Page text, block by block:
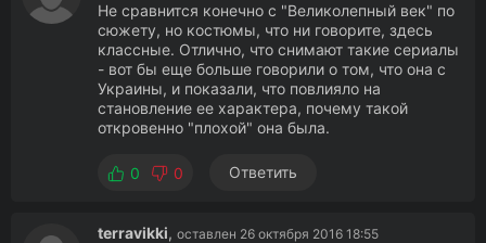
Не сравнится конечно с "Великолепный век" по
сюжету, но костюмы, что ни говорите, здесь
классные. Отлично, что снимают такие сериалы
- вот бы еще больше говорили о том, что она с
Украины, и показали, что повлияло на
становление ее характера, почему такой
откровенно "плохой" она была.
0 0 Ответить
terravikki, оставлен 26 октября 2016 18:55